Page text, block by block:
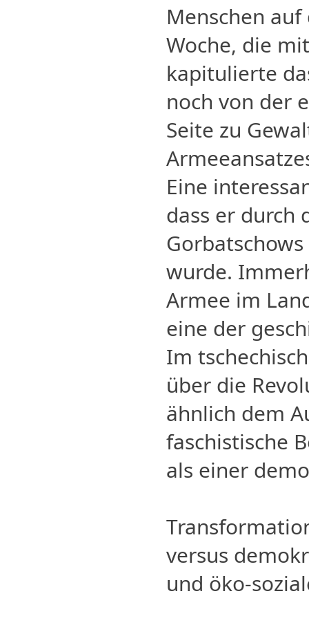
Menschen
Woche, die
kapitulierte
noch von der
Seite zu
Eine
dass er durch
wurde.
Armee im
eine der
Im
über die
ähnlich dem
faschistische
als einer
versus
und öko-